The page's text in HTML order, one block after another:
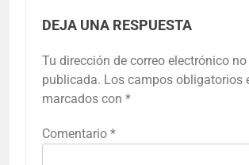
DEJA UNA RESPUESTA
Tu dirección de correo electrónico no
publicada. Los campos obligatorios
marcados con *
Comentario *